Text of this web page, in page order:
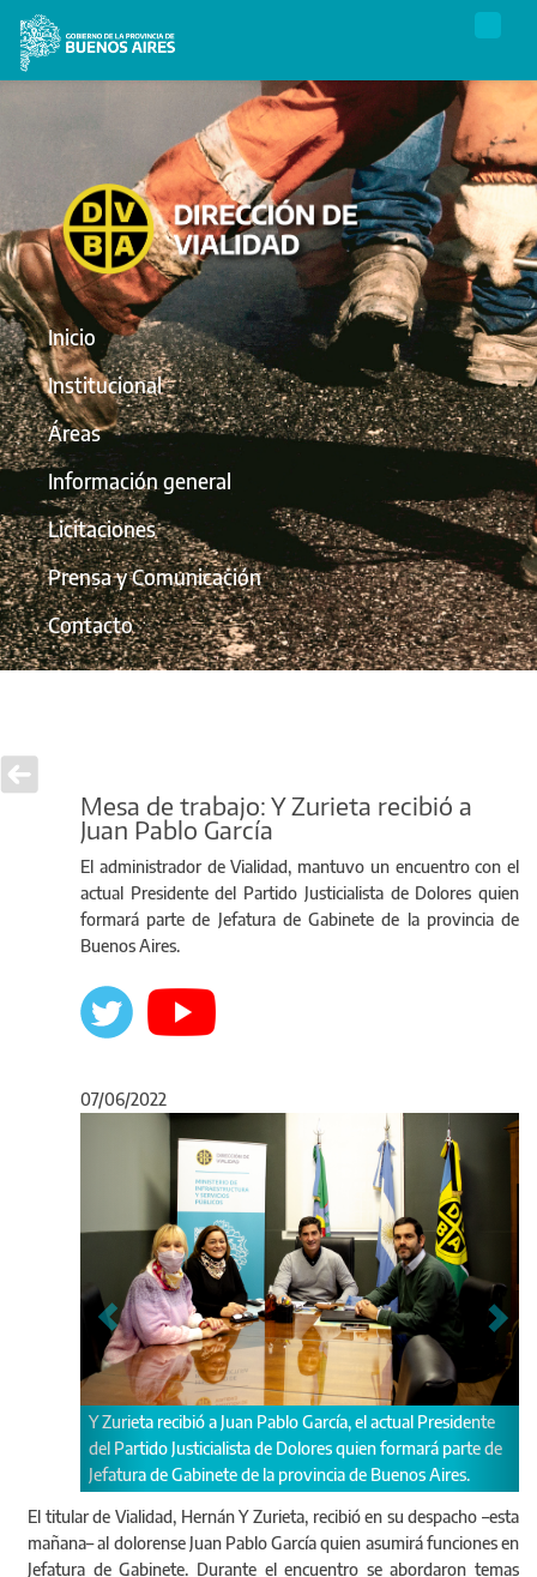
Inicio
Institucional
Áreas
Información general
Licitaciones
Prensa y Comunicación
Contacto
Mesa de trabajo: Y Zurieta recibió a
Juan Pablo García
El administrador de Vialidad, mantuvo un encuentro con el
actual Presidente del Partido Justicialista de Dolores quien
formará parte de Jefatura de Gabinete de la provincia de
Buenos Aires.
07/06/2022
Pablo García, el actual Presidente
de Dolores quien formará parte de
de la provincia de Buenos Aires.
Durante el encuentro
infraestructura y seguridad vial.
Anterior
El titular de Vialidad, Hernán Y Zurieta, recibió en su despacho –esta
mañana– al dolorense Juan Pablo García quien asumirá funciones en
Jefatura de Gabinete. Durante el encuentro se abordaron temas